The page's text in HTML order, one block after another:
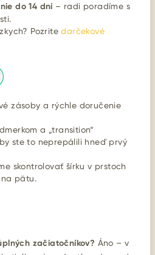
do 14 dní– radi poradíme s
Pozritedarčekové
zásoby a rýchle doručenie
a „transition“
ste to neprepálili hneď prvý
skontrolovať šírku v prstoch
pätu.
začiatočníkov? Áno – v